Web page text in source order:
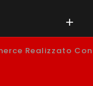

Realizzato Con